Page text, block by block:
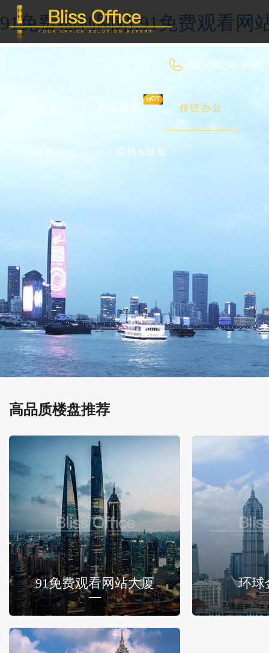
91免费福利网站,91免费观看网
400-8090-660
优选好房 传统办公
共享办公 委托&投放
高品质楼盘推荐
91免费观看网站大厦 环球